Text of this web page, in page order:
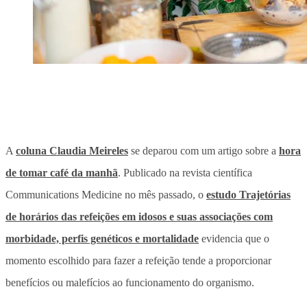
A coluna Claudia Meireles se deparou com um artigo sobre a hora
de tomar café da manhã. Publicado na revista científica
Communications Medicine no mês passado, o estudo Trajetórias
de horários das refeições em idosos e suas associações com
morbidade, perfis genéticos e mortalidade evidencia que o
momento escolhido para fazer a refeição tende a proporcionar
benefícios ou malefícios ao funcionamento do organismo.